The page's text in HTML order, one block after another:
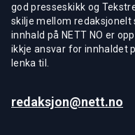
god presseskikk og
skilje mellom
innhald på NETT NO er
ikkje ansvar for innhaldet
lenka til.
redaksjon@nett.no